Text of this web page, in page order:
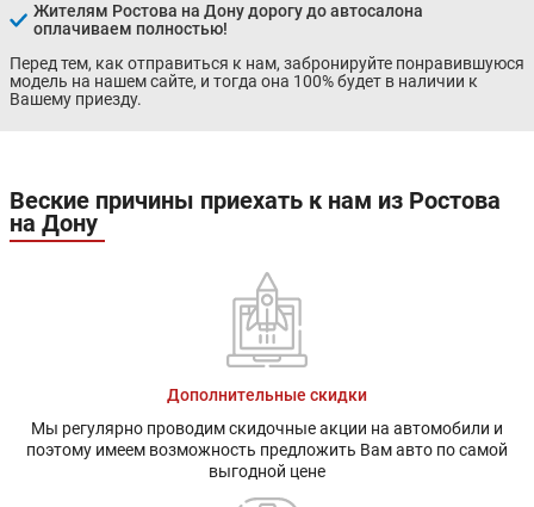
Жителям Ростова на Дону дорогу до автосалона
оплачиваем полностью!
Перед тем, как отправиться к нам, забронируйте понравившуюся
модель на нашем сайте, и тогда она 100% будет в наличии к
Вашему приезду.
Веские причины приехать к нам из Ростова
на Дону
Дополнительные скидки
Мы регулярно проводим скидочные акции на автомобили и
поэтому имеем возможность предложить Вам авто по самой
выгодной цене